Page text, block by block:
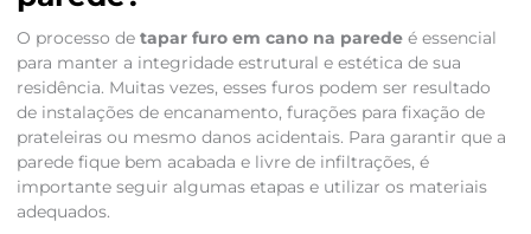
O processo de tapar furo em cano na paredeé essencial
para manter a integridade estrutural e estética de sua
residência. Muitas vezes, esses furos podem ser resultado
de instalações de encanamento, furações para fixação de
prateleiras ou mesmo danos acidentais. Para garantir que a
parede fique bem acabada e livre de infiltrações, é
importante seguir algumas etapas e utilizar os materiais
adequados.